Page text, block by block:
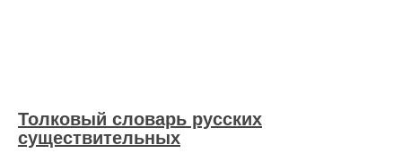
Толковый словарь русских
существительных